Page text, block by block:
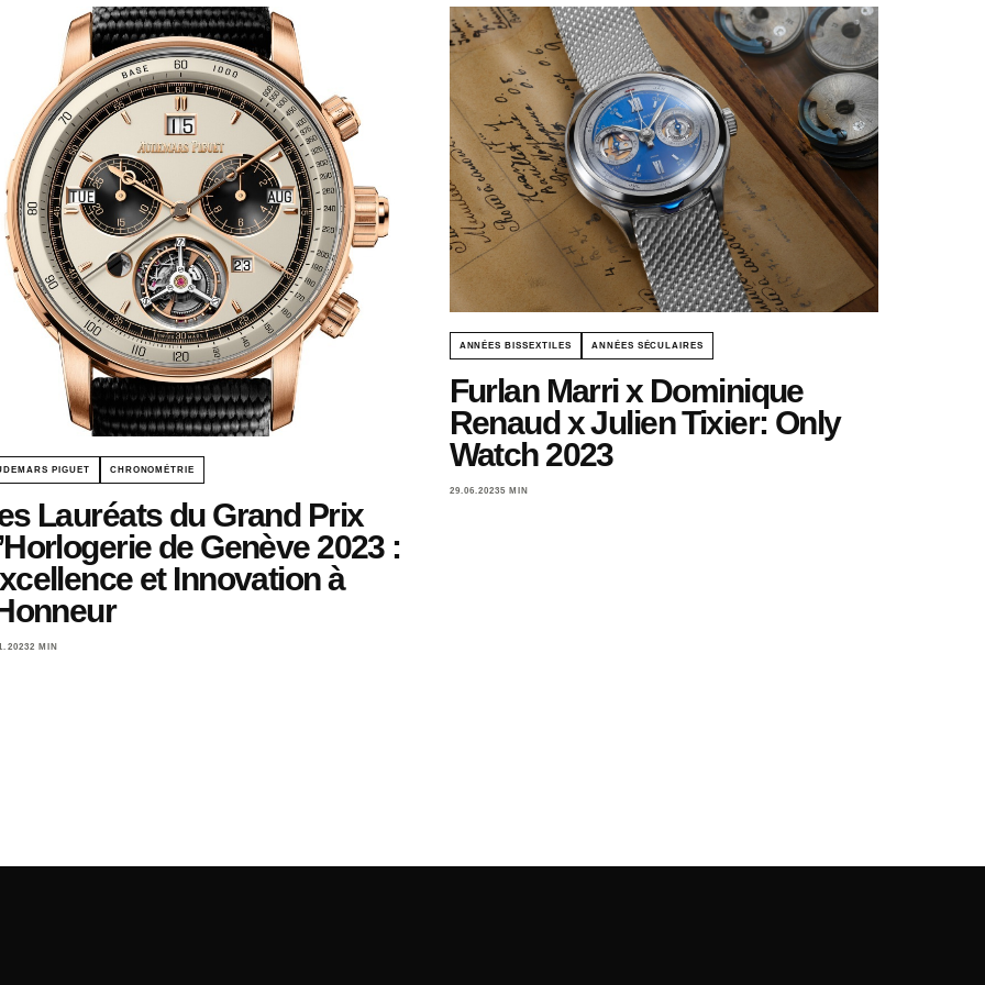
PIGUET CHRONOMÉTRIE
Lauréats du Grand Prix
de Genève 2023 :
et Innovation à
2 MIN
ANNÉES BISSEXTILES ANNÉES SÉCULAIRES
Furlan Marri x Dominique
Renaud x Julien Tixier: Only
Watch 2023
29.06.20235 MIN